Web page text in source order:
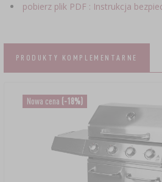
pobierz plik PDF : Instrukcja
PRODUKTY KOMPLEMENTARNE
Nowa cena (-18%)